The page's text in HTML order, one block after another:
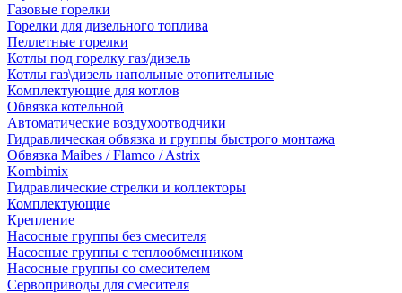
Газовые горелки
Горелки для дизельного топлива
Пеллетные горелки
Котлы под горелку газ/дизель
Котлы газ\дизель напольные отопительные
Комплектующие для котлов
Обвязка котельной
Автоматические воздухоотводчики
Гидравлическая обвязка и группы быстрого монтажа
Обвязка Maibes / Flamco / Astrix
Kombimix
Гидравлические стрелки и коллекторы
Комплектующие
Крепление
Насосные группы без смесителя
Насосные группы с теплообменником
Насосные группы со смесителем
Сервоприводы для смесителя